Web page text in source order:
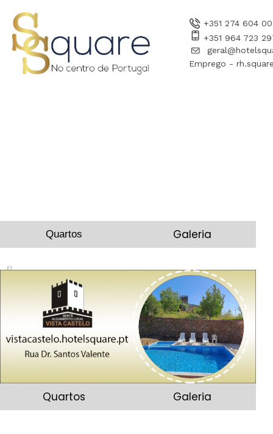
+351 274 604
+351 964 723
Emprego -
Quartos Galeria
Quartos Galeria